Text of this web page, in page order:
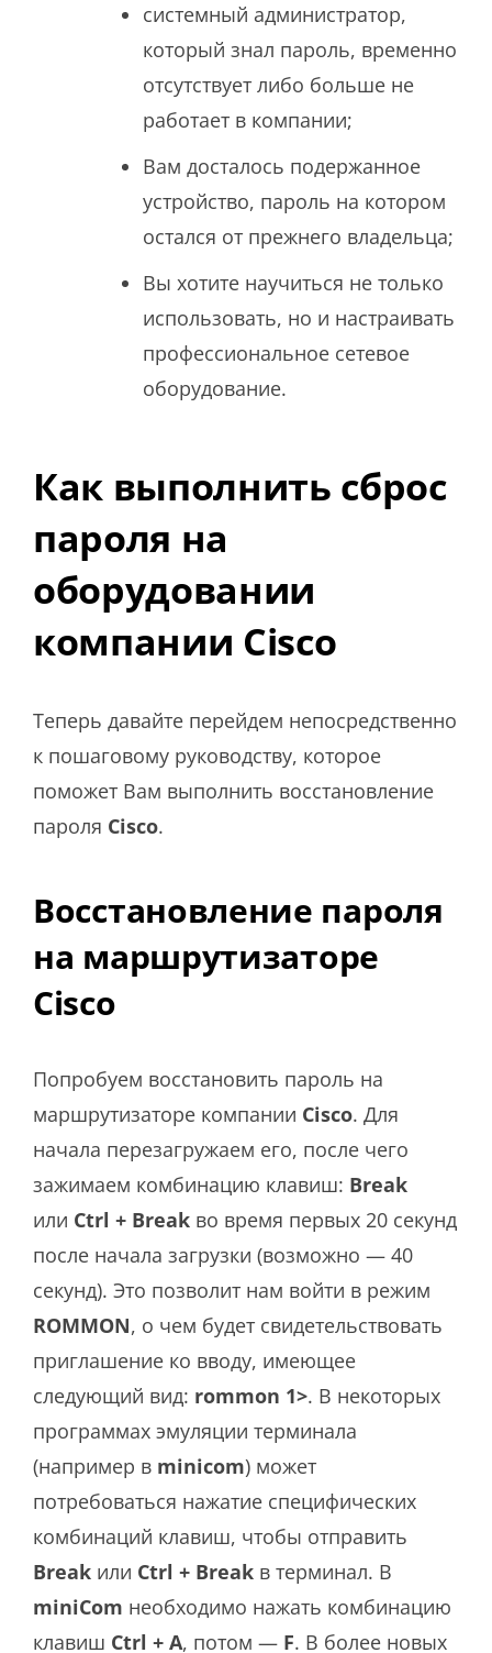
системный администратор,
который знал пароль, временно
отсутствует либо больше не
работает в компании;
Вам досталось подержанное
устройство, пароль на котором
остался от прежнего владельца;
Вы хотите научиться не только
использовать, но и настраивать
профессиональное сетевое
оборудование.
Как выполнить сброс
пароля на
оборудовании
компании Cisco
Теперь давайте перейдем непосредственно
к пошаговому руководству, которое
поможет Вам выполнить восстановление
пароля Cisco.
Восстановление пароля
на маршрутизаторе
Cisco
Попробуем восстановить пароль на
маршрутизаторе компании Cisco. Для
начала перезагружаем его, после чего
зажимаем комбинацию клавиш: Break
или Ctrl + Break во время первых 20 секунд
после начала загрузки (возможно — 40
секунд). Это позволит нам войти в режим
ROMMON, о чем будет свидетельствовать
приглашение ко вводу, имеющее
следующий вид: rommon 1>. В некоторых
программах эмуляции терминала
(например в minicom) может
потребоваться нажатие специфических
комбинаций клавиш, чтобы отправить
Break или Ctrl + Break в терминал. В
miniCom необходимо нажать комбинацию
клавиш Ctrl + A, потом — F. В более новых